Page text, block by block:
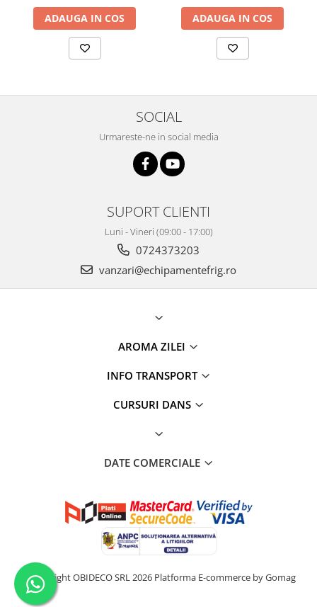
ADAUGA IN COS ADAUGA IN COS
SOCIAL
Urmareste-ne in social media
SUPORT CLIENTI
Luni - Vineri (09:00 - 17:00)
0724373203
vanzari@echipamentefrig.ro
AROMA ZILEI
INFO TRANSPORT
CURSURI DANS
DATE COMERCIALE
©Copyright OBIDECO SRL 2026 Platforma E-commerce by Gomag